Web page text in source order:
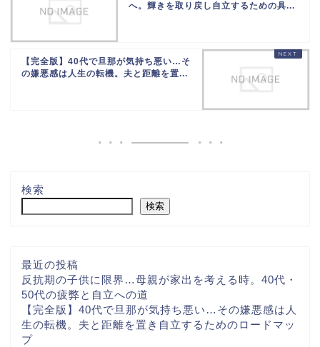
へ。輝きを取り戻し自立するための具...
【完全版】40代で旦那が気持ち悪い…そ
の嫌悪感は人生の転機。夫と距離を置...
検索
検索
最近の投稿
反抗期の子供に限界…母親が家出を考える時。40代・
50代の疲弊と自立への道
【完全版】40代で旦那が気持ち悪い…その嫌悪感は人
生の転機。夫と距離を置き自立するためのロードマッ
プ